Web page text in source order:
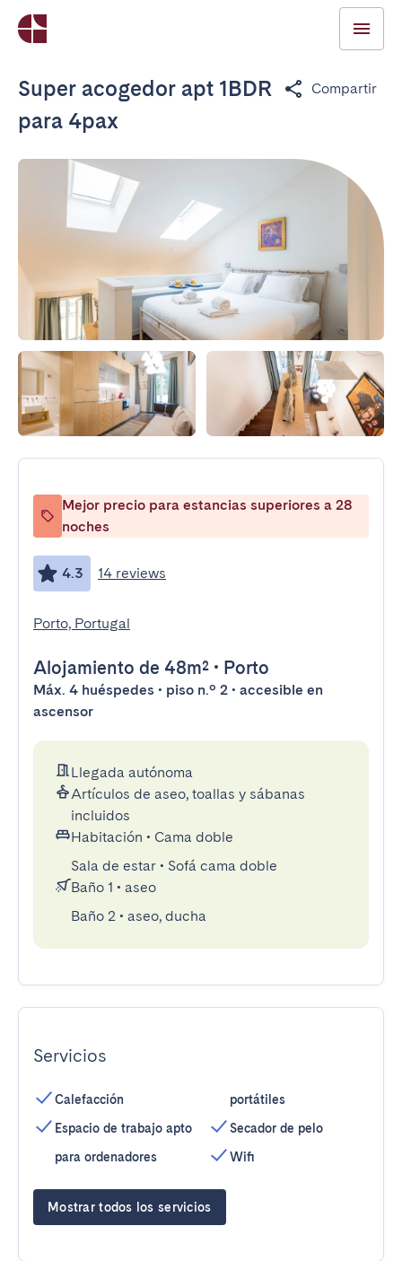
Super acogedor apt 1BDR
para 4pax
Compartir
Mejor precio para estancias superiores a 28
noches
4.3 14 reviews
Porto, Portugal
Alojamiento de 48m² • Porto
Máx. 4 huéspedes • piso n.º 2 • accesible en
ascensor
Llegada autónoma
Artículos de aseo, toallas y sábanas
incluidos
Habitación • Cama doble
Sala de estar • Sofá cama doble
Baño 1 • aseo
Baño 2 • aseo, ducha
Servicios
Calefacción
Espacio de trabajo apto
para ordenadores
portátiles
Secador de pelo
Wifi
Mostrar todos los servicios